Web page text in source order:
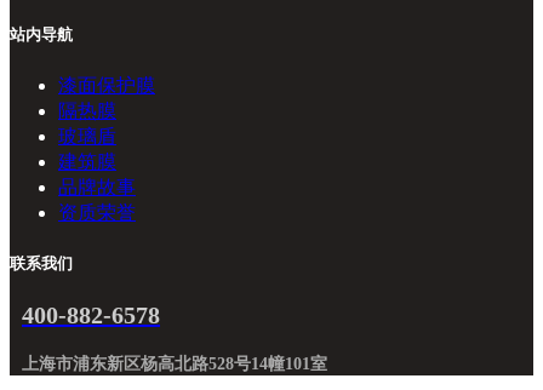
站内导航
漆面保护膜
隔热膜
玻璃盾
建筑膜
品牌故事
资质荣誉
联系我们
400-882-6578
上海市浦东新区杨高北路528号14幢101室